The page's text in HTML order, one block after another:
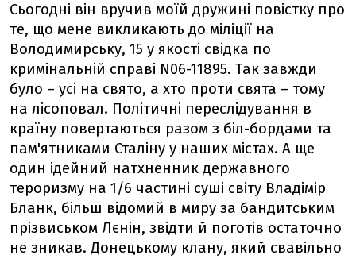
Сьогодні він вручив моїй дружині повістку про
те, що мене викликають до міліції на
Володимирську, 15 у якості свідка по
кримінальній справі N06-11895. Так завжди
було – усі на свято, а хто проти свята – тому
на лісоповал. Політичні переслідування в
країну повертаються разом з біл-бордами та
пам'ятниками Сталіну у наших містах. А ще
один ідейний натхненник державного
тероризму на 1/6 частині суші світу Владімір
Бланк, більш відомий в миру за бандитським
прізвиськом Лєнін, звідти й поготів остаточно
не зникав. Донецькому клану, який свавільно